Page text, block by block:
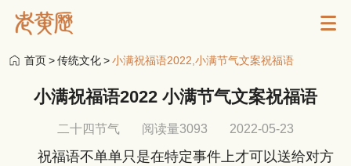
首页>传统文化>小满祝福语2022,小满节气文案祝福语
小满祝福语2022 小满节气文案祝福语
二十四节气 阅读量3093 2022-05-23
祝福语不单单只是在特定事件上才可以送给对方